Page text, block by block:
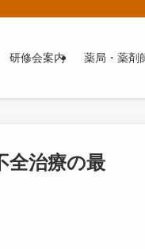
研修会案内 薬局・薬剤
全治療の最